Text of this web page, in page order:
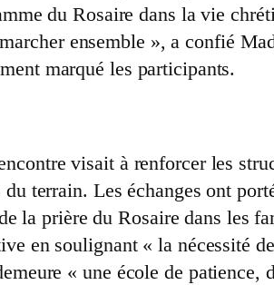
du Rosaire dans la vie
ensemble », a confié
marqué les participants.
visait à renforcer les
terrain. Les échanges ont
la prière du Rosaire dans les
en soulignant « la nécessité
« une école de patience,